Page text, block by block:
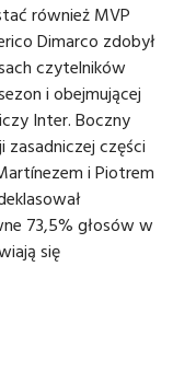
również MVP
Dimarco zdobył
czytelników
i obejmującej
Inter. Boczny
części
i Piotrem
73,5% głosów w
się